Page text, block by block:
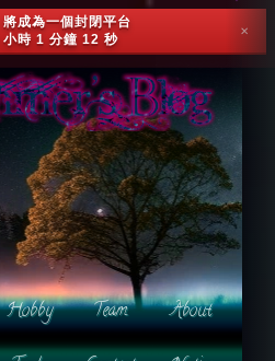
成為一個封閉平台
小時 1 分鐘 9 秒
✕